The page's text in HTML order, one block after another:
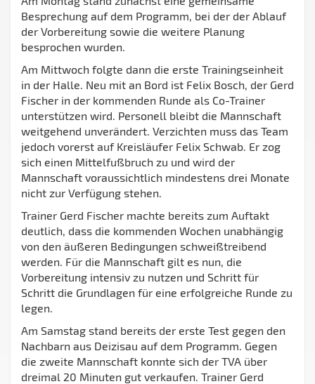
Besprechung auf dem Programm, bei der der Ablauf
der Vorbereitung sowie die weitere Planung
besprochen wurden.
Am Mittwoch folgte dann die erste Trainingseinheit
in der Halle. Neu mit an Bord ist Felix Bosch, der Gerd
Fischer in der kommenden Runde als Co-Trainer
unterstützen wird. Personell bleibt die Mannschaft
weitgehend unverändert. Verzichten muss das Team
jedoch vorerst auf Kreisläufer Felix Schwab. Er zog
sich einen Mittelfußbruch zu und wird der
Mannschaft voraussichtlich mindestens drei Monate
nicht zur Verfügung stehen.
Trainer Gerd Fischer machte bereits zum Auftakt
deutlich, dass die kommenden Wochen unabhängig
von den äußeren Bedingungen schweißtreibend
werden. Für die Mannschaft gilt es nun, die
Vorbereitung intensiv zu nutzen und Schritt für
Schritt die Grundlagen für eine erfolgreiche Runde zu
legen.
Am Samstag stand bereits der erste Test gegen den
Nachbarn aus Deizisau auf dem Programm. Gegen
die zweite Mannschaft konnte sich der TVA über
dreimal 20 Minuten gut verkaufen. Trainer Gerd